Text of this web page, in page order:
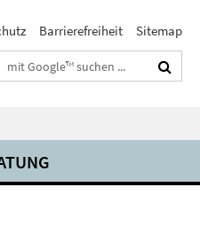
Barrierefreiheit Sitemap
Suchbegriffe